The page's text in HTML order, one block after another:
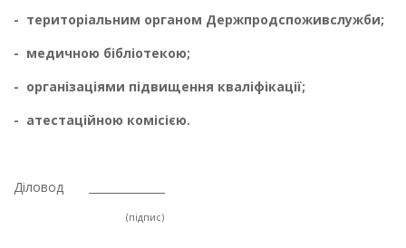
- територіальним органом Держпродспоживслужби;
- медичною бібліотекою;
- організаціями підвищення кваліфікації;
- атестаційною комісією.
Діловод ______________
(підпис)